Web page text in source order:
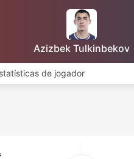
Azizbek Tulkinbekov
de jogador